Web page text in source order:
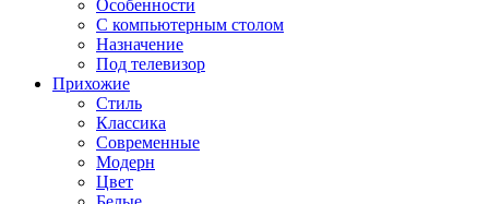
Особенности
С компьютерным столом
Назначение
Под телевизор
Прихожие
Стиль
Классика
Современные
Модерн
Цвет